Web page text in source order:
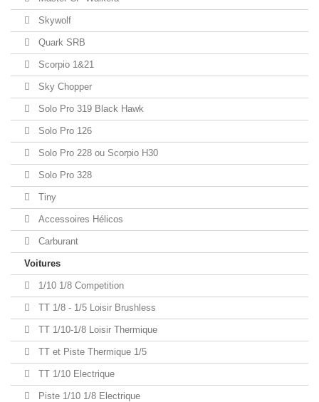
Skywolf
Quark SRB
Scorpio 1&21
Sky Chopper
Solo Pro 319 Black Hawk
Solo Pro 126
Solo Pro 228 ou Scorpio H30
Solo Pro 328
Tiny
Accessoires Hélicos
Carburant
Voitures
1/10 1/8 Competition
TT 1/8 - 1/5 Loisir Brushless
TT 1/10-1/8 Loisir Thermique
TT et Piste Thermique 1/5
TT 1/10 Electrique
Piste 1/10 1/8 Electrique